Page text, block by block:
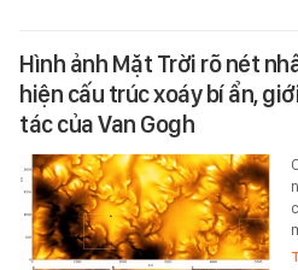
Hình ảnh Mặt Trời rõ nét
hiện cấu trúc xoáy bí ẩn,
tác của Van Gogh